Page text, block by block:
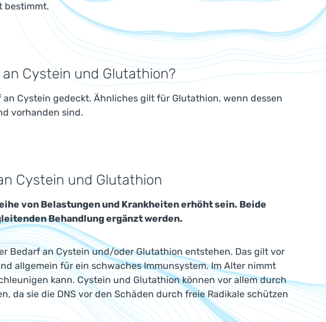
bestimmt.
Cystein und Glutathion?
Cystein gedeckt. Ähnliches gilt für Glutathion, wenn dessen
vorhanden sind.
Cystein und Glutathion
von Belastungen und Krankheiten erhöht sein. Beide
Behandlung ergänzt werden.
Bedarf an Cystein und/oder Glutathion entstehen. Das gilt vor
allgemein für ein schwaches Immunsystem. Im Alter nimmt
kann. Cystein und Glutathion können vor allem durch
da sie die DNS vor den Schäden durch freie Radikale schützen